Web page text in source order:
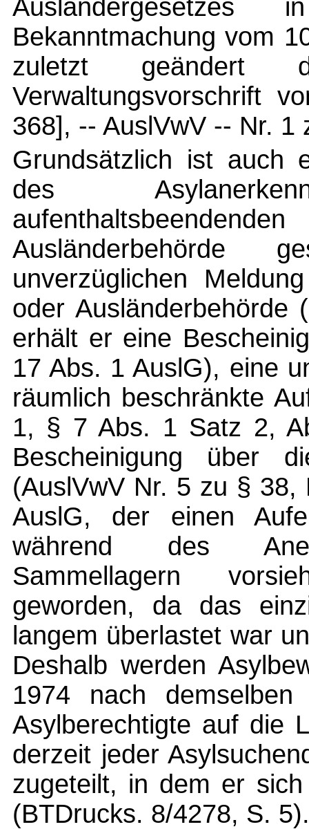
Bekanntmachung vom
zuletzt geändert
Verwaltungsvorschrift
368], -- AuslVwV -- Nr. 1
Grundsätzlich ist auch
des
Ausländerbehörde
unverzüglichen
oder
erhält er eine
17 Abs. 1 AuslG), eine
räumlich beschränkte
1, § 7 Abs. 1 Satz 2,
Bescheinigung über
(AuslVwV Nr. 5 zu §
AuslG, der einen
während des
Sammellagern
geworden, da das
langem überlastet war
Deshalb werden
1974 nach
Asylberechtigte auf die
derzeit jeder
zugeteilt, in dem er
(BTDrucks. 8/4278, S. 5).